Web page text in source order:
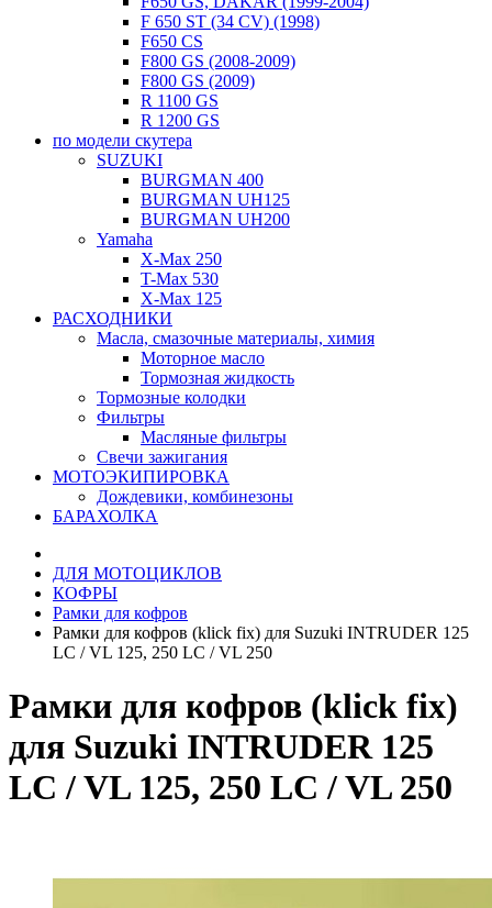
F 650 ST (34 CV) (1998)
F650 CS
F800 GS (2008-2009)
F800 GS (2009)
R 1100 GS
R 1200 GS
по модели скутера
SUZUKI
BURGMAN 400
BURGMAN UH125
BURGMAN UH200
Yamaha
X-Max 250
T-Max 530
X-Max 125
РАСХОДНИКИ
Масла, смазочные материалы, химия
Моторное масло
Тормозная жидкость
Тормозные колодки
Фильтры
Масляные фильтры
Свечи зажигания
МОТОЭКИПИРОВКА
Дождевики, комбинезоны
БАРАХОЛКА
ДЛЯ МОТОЦИКЛОВ
КОФРЫ
Рамки для кофров
Рамки для кофров (klick fix) для Suzuki INTRUDER 125
LC / VL 125, 250 LC / VL 250
Рамки для кофров (klick fix)
для Suzuki INTRUDER 125
LC / VL 125, 250 LC / VL 250